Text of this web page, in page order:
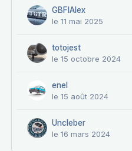
GBFIAlex
le 11 mai 2025
totojest
le 15 octobre 2024
enel
le 15 août 2024
Uncleber
le 16 mars 2024